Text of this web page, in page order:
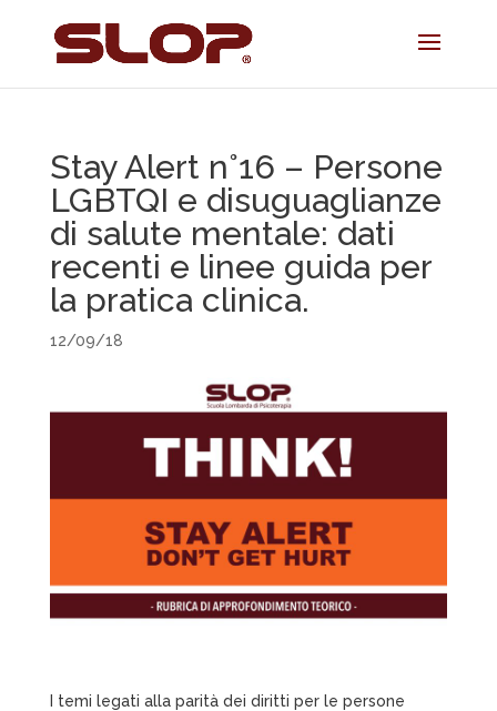
Stay Alert n°16 – Persone
LGBTQI e disuguaglianze
di salute mentale: dati
recenti e linee guida per
la pratica clinica.
12/09/18
I temi legati alla parità dei diritti per le persone